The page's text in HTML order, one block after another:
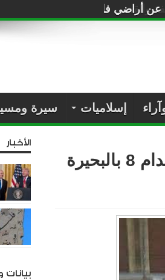
عن أراضي فلسطين للصهاينة
إسلاميات سيرة
“عدالة لحقوق الإنسان” تدين أحكام إعدام 8 بالبحيرة
الأخبار